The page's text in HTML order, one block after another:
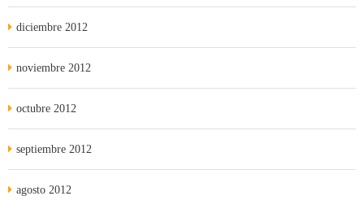
diciembre 2012
noviembre 2012
octubre 2012
septiembre 2012
agosto 2012